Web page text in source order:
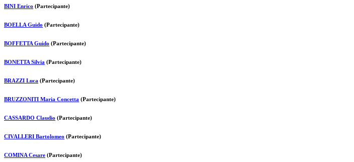
BINI Enrico (Partecipante)
BOELLA Guido (Partecipante)
BOFFETTA Guido (Partecipante)
BONETTA Silvia (Partecipante)
BRAZZI Luca (Partecipante)
BRUZZONITI Maria Concetta (Partecipante)
CASSARDO Claudio (Partecipante)
CIVALLERI Bartolomeo (Partecipante)
COMINA Cesare (Partecipante)